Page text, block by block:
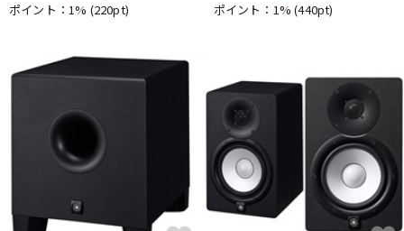
ポイント：1% (220pt) ポイント：1%(440pt)